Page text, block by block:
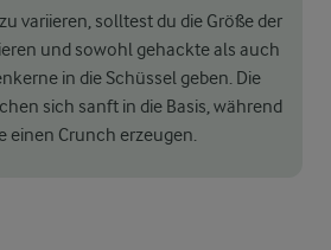
variieren, solltest du die Größe der
und sowohl gehackte als auch
in die Schüssel geben. Die
sich sanft in die Basis, während
einen Crunch erzeugen.